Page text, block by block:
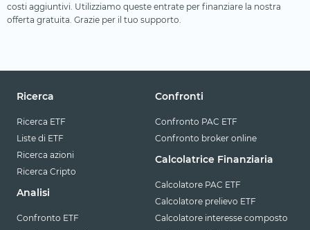
costi aggiuntivi. Utilizziamo queste entrate per finanziare la nostra
offerta gratuita. Grazie per il tuo supporto.
Ricerca
Ricerca ETF
Liste di ETF
Ricerca azioni
Ricerca Cripto
Analisi
Confronto ETF
Confronti
Confronto PAC ETF
Confronto broker online
Calcolatrice Finanziaria
Calcolatore PAC ETF
Calcolatore prelievo ETF
Calcolatore interesse composto